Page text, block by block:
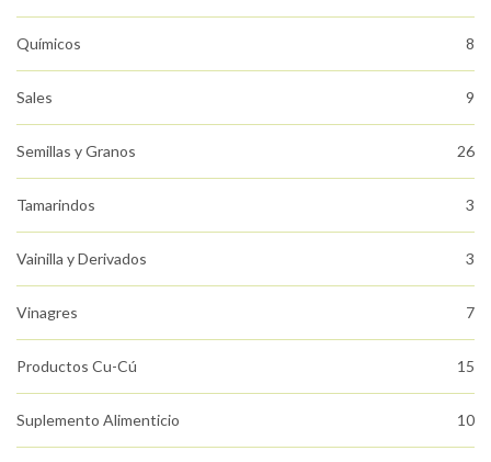
Químicos 8
Sales 9
Semillas y Granos 26
Tamarindos 3
Vainilla y Derivados 3
Vinagres 7
Productos Cu-Cú 15
Suplemento Alimenticio 10